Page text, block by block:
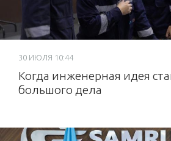
30 ИЮЛЯ 10:44
Когда инженерная идея
большого дела